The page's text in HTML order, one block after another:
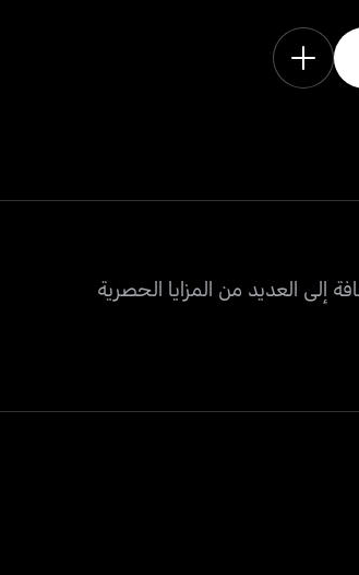
إلى العديد من المزايا الحصرية